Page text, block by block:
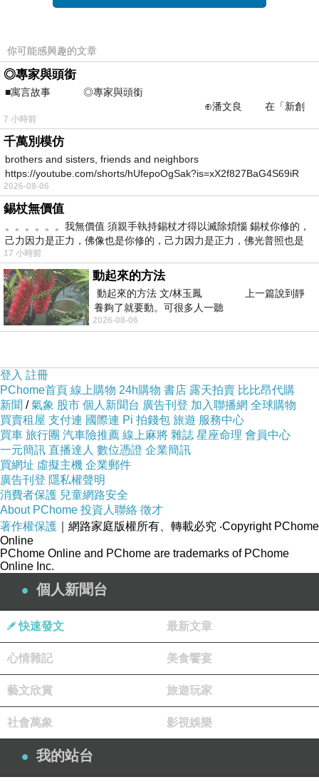
雖然這些年今非昔比，蛋類肉類各種副食五花八門、要有
盡有，然畢竟代替不了家常便飯，何況農家的手頭一直緊
巴巴著呢，不允許那樣奢侈。在一日三餐中唱主角的，還
是白面。各種食品，離不開白面，不管咋變吃法兒，實質
還是白面。白面對於北方的人們的吃，可謂手屈一指，獨
領風騷。白面來自小麥，小麥來自中國北方的廣袤大地，
每年春季，北方的農作物是無邊無際的、青得發亮的小
麥，過了小滿，天地間都在氤氳著小麥的清香，鳥的歌聲
都在傳唱著小麥即將成熟的消息，農人所必須面對的課
題，是老生常談、年復一年的麥事。
首要收拾麥場，俺這裏叫「割場」，有的地方叫「糙
場」。
不管是老場或者是新場，都要把雜草鏟得幹幹凈凈，不留
根兒，還把石頭，磚頭蛋子，瓦片玻璃什麽的統統撿了扔
了，高的鏟鏟，低的墊墊，然後耙了，趟了，粗細均勻象
面一樣。什麽時候用，提前在頭一天的傍晚拉了水用水瓢
細細地潑一遍，水分不能太濕，太濕就會成了稀軟的泥
巴，不能太幹，太幹凝結不到一塊兒，更不能有遺漏的地
方。經過了一夜，必利勁
60 Priligy 必利吉 P-force土垃和水得到了充分的融合，第二
天早上起來撒上一層薄薄的麥糠，這樣防止沾石滾。拉石
滾不可以用牲口，牲口的蹄子一扒就是一個深深的蹄子
印，不可以用拖拉機，拖拉機的輪胎會把場弄個麻子坑
面拐彎兒抹角兒，還省力氣。兩個人，走在裏面的掌握方
向，走在外面的多跑腿兒。然就這小事情，作為農家弟子
的我和我哥在第一次割場就鬧出了笑話。我使出了吃奶的
力氣，渾身濕透了，最後累得兩條腿象硬棍子一樣一拐一
拐的，我哥還埋怨我偷懶，沒出真勁，不然咋都這樣的
沈，這樣的別扭，他也是累得上氣接不著下氣，一大早上
你可能感興趣的文章
◎專家與頭銜
■寓言故事 ◎專家與頭銜
⊕潘文良 在「新創
之谷」裡——
7 小時前
千萬別模仿
brothers and sisters, friends and neighbors
https://youtube.com/shorts/hUfepoOgSak?is=xX2f827BaG4S69iR
https
2026-08-06
錫杖無價值
。。。。。。我無價值 須親手執持錫杖才得以滅除煩惱 錫杖你修的，
己力因力是正力，佛像也是你修的，己力因力是正力，佛光普照也是
17 小時前
動起來的方法
動起來的方法 文/林玉鳳 上一篇說到靜
養夠了就要動。可很多人一聽
2026-08-06
登入 註冊
PChome首頁 線上購物 24h購物 書店 露天拍賣 比比昂代購
新聞 /氣象 股市 個人新聞台 廣告刊登 加入聯播網 全球購物
買賣租屋 支付連 國際連 Pi 拍錢包 旅遊 服務中心
買車 旅行團 汽車險推薦 線上麻將 雜誌 星座命理 會員中心
一元簡訊 直播達人 數位憑證 企業簡訊
買網址 虛擬主機 企業郵件
廣告刊登 隱私權聲明
消費者保護 兒童網路安全
About PChome 投資人聯絡 徵才
著作權保護 ｜網路家庭版權所有、轉載必究 ‧Copyright PChome
Online
PChome Online and PChome are trademarks of PChome
Online Inc.
個人新聞台
快速發文 最新文章
心情雜記 美食饗宴
藝文欣賞 旅遊玩家
社會萬象 影視娛樂
我的站台